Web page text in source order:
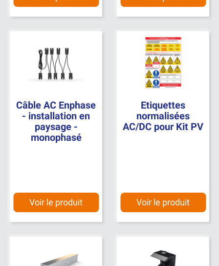
Câble AC Enphase
- installation en
paysage -
monophasé
Voir le produit
Etiquettes
normalisées
AC/DC pour Kit PV
Voir le produit